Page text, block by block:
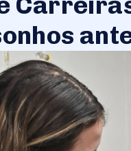
Cultural e Esportivo